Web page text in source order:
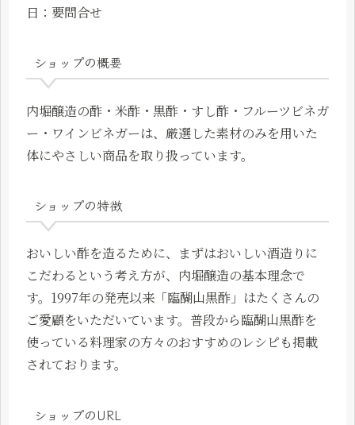
日：要問合せ
ショップの概要
内堀醸造の酢・米酢・黒酢・すし酢・フルーツビネガ
ー・ワインビネガーは、厳選した素材のみを用いた
体にやさしい商品を取り扱っています。
ショップの特徴
おいしい酢を造るために、まずはおいしい酒造りに
こだわるという考え方が、内堀醸造の基本理念で
す。1997年の発売以来「臨醐山黒酢」はたくさんの
ご愛顧をいただいています。普段から臨醐山黒酢を
使っている料理家の方々のおすすめのレシピも掲載
されております。
ショップのURL